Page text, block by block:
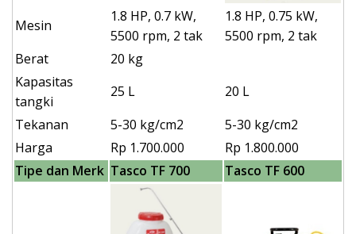
Mesin
1.8 HP, 0.7 kW,
5500 rpm, 2 tak
1.8 HP, 0.75 kW,
5500 rpm, 2 tak
Berat
20 kg
Kapasitas
tangki
25 L
20 L
Tekanan
5-30 kg/cm2
5-30 kg/cm2
Harga
Rp 1.700.000
Rp 1.800.000
Tipe dan Merk Tasco TF 700 Tasco TF 600